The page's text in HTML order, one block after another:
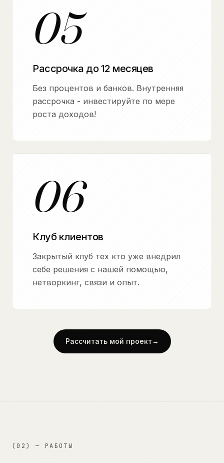
05
Рассрочка до 12 месяцев
Без процентов и банков. Внутренняя
рассрочка - инвестируйте по мере
роста доходов!
06
Клуб клиентов
Закрытый клуб тех кто уже внедрил
себе решения с нашей помощью,
нетворкинг, связи и опыт.
Рассчитать мой проект→
(02) — РАБОТЫ